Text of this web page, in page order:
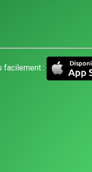
facilement :